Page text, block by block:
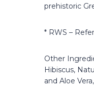
prehistoric
* RWS –
Other
Hibiscus,
and Aloe